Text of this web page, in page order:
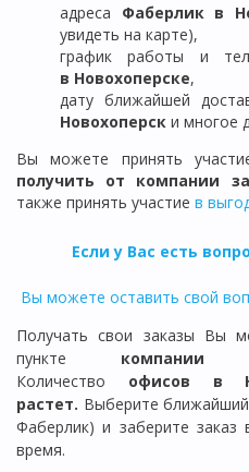
адреса Фаберлик в
увидеть на карте),
график работы и
в Новохоперске,
дату ближайшей
Новохоперск и многое
Вы можете принять
получить от компании
также принять участие в
Если у Вас есть
Вы можете оставить свой
Получать свои заказы Вы
пункте компании
Количество офисов в
растет. Выберите
Фаберлик) и заберите
время.